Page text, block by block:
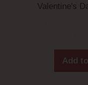
Valentine's
Add